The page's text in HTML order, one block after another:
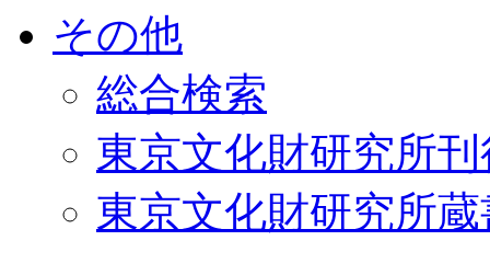
その他
総合検索
東京文化財研究所
東京文化財研究所